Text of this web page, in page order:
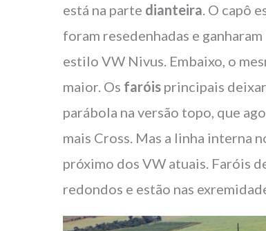
está na parte dianteira. O capô
foram resedenhadas e
estilo VW Nivus. Embaixo, o
maior. Os faróis principais
parábola na versão topo, que
mais Cross. Mas a linha interna
próximo dos VW atuais. Faróis
redondos e estão nas